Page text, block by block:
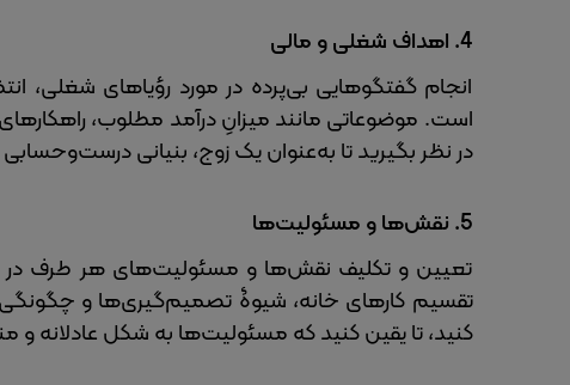
4. اهداف شغلی و مالی
انجام گفتگوهایی بی‌پرده در مورد رؤیاهای شغلی،
است. موضوعاتی مانند میزانِ درآمد مطلوب،
در نظر بگیرید تا به‌عنوان یک زوج، بنیانی
5. نقش‌ها و مسئولیت‌ها
تعیین و تکلیف نقش‌ها و مسئولیت‌های هر طرف در
تقسیم کارهای خانه، شیوۀ تصمیم‌گیری‌ها و
کنید، تا یقین کنید که مسئولیت‌ها به شکل عادلانه